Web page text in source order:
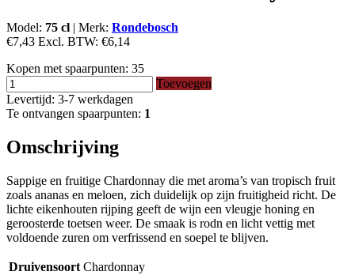
Model: 75 cl | Merk: Rondebosch
€7,43 Excl. BTW: €6,14
Kopen met spaarpunten: 35
Toevoegen
Levertijd: 3-7 werkdagen
Te ontvangen spaarpunten: 1
Omschrijving
Sappige en fruitige Chardonnay die met aroma’s van tropisch fruit
zoals ananas en meloen, zich duidelijk op zijn fruitigheid richt. De
lichte eikenhouten rijping geeft de wijn een vleugje honing en
geroosterde toetsen weer. De smaak is rodn en licht vettig met
voldoende zuren om verfrissend en soepel te blijven.
Druivensoort Chardonnay